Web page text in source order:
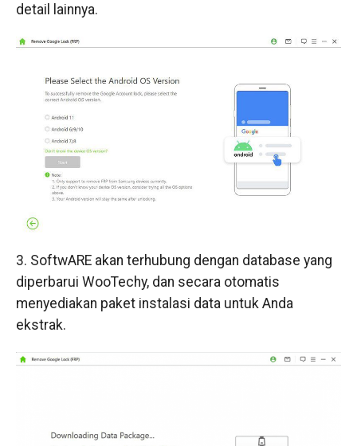
detail lainnya.
3. SoftwARE akan terhubung dengan database yang
diperbarui WooTechy, dan secara otomatis
menyediakan paket instalasi data untuk Anda
ekstrak.